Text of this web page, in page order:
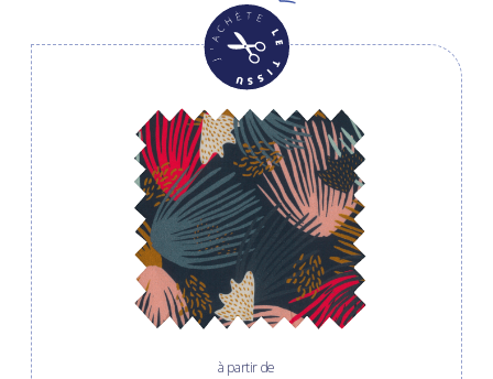
à partir de